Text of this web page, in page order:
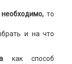
то
и на что
как способ